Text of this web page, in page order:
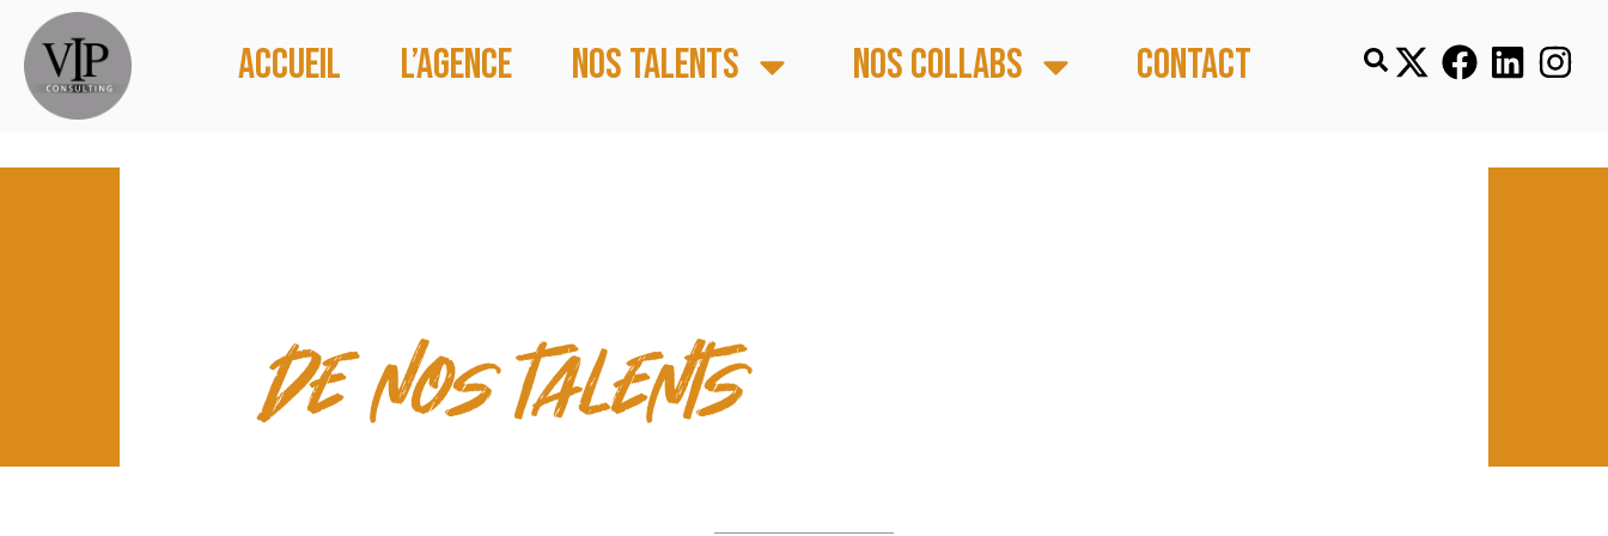
Accueil L’agence Nos talents Nos collabs Contact
LES TEMPS FORTS
de nos talents